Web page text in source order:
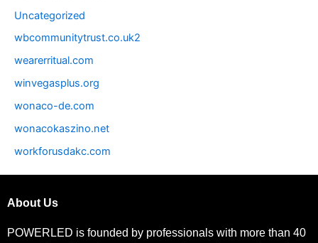
Uncategorized
wbcommunitytrust.co.uk2
wearerritual.com
winvegasplus.org
wonaco-de.com
wonacokaszino.net
workforusdakc.com
About Us
POWERLED is founded by professionals with more than 40